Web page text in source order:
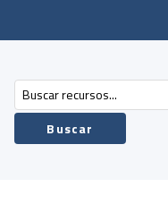
Buscar